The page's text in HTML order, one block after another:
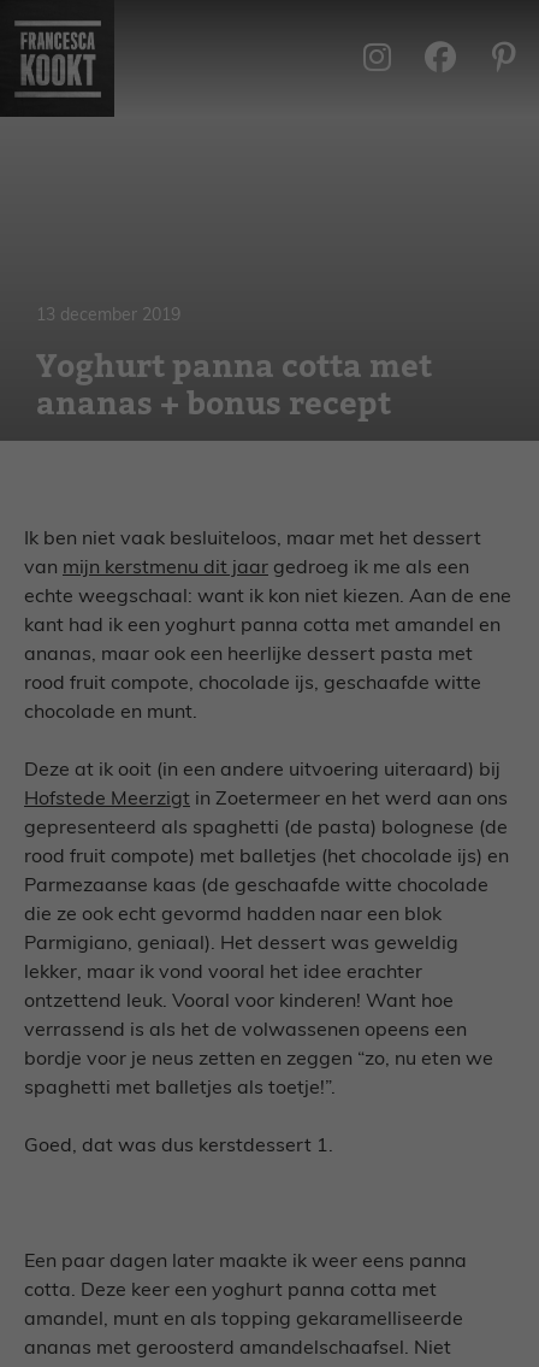
naar
inhoud
13 december 2019
Yoghurt panna cotta met
ananas + bonus recept
Ik ben niet vaak besluiteloos, maar met het dessert
van mijn kerstmenu dit jaar gedroeg ik me als een
echte weegschaal: want ik kon niet kiezen. Aan de ene
kant had ik een yoghurt panna cotta met amandel en
ananas, maar ook een heerlijke dessert pasta met
rood fruit compote, chocolade ijs, geschaafde witte
chocolade en munt.
Deze at ik ooit (in een andere uitvoering uiteraard) bij
Hofstede Meerzigt in Zoetermeer en het werd aan ons
gepresenteerd als spaghetti (de pasta) bolognese (de
rood fruit compote) met balletjes (het chocolade ijs) en
Parmezaanse kaas (de geschaafde witte chocolade
die ze ook echt gevormd hadden naar een blok
Parmigiano, geniaal). Het dessert was geweldig
lekker, maar ik vond vooral het idee erachter
ontzettend leuk. Vooral voor kinderen! Want hoe
verrassend is als het de volwassenen opeens een
bordje voor je neus zetten en zeggen “zo, nu eten we
spaghetti met balletjes als toetje!”.
Goed, dat was dus kerstdessert 1.
Een paar dagen later maakte ik weer eens panna
cotta. Deze keer een yoghurt panna cotta met
amandel, munt en als topping gekaramelliseerde
ananas met geroosterd amandelschaafsel. Niet